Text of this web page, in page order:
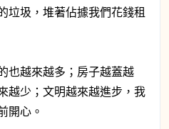
垃圾，堆著佔據我們花錢租
也越來越多；房子越蓋越
越少；文明越來越進步，我
開心。